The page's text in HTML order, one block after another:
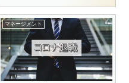
マネージメント